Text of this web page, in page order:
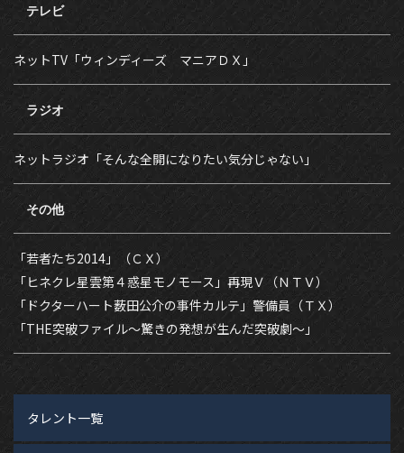
テレビ
ネットTV「ウィンディーズ マニアＤＸ」
ラジオ
ネットラジオ「そんな全開になりたい気分じゃない」
その他
「若者たち2014」（ＣＸ）
「ヒネクレ星雲第４惑星モノモース」再現Ｖ（ＮＴＶ）
「ドクターハート薮田公介の事件カルテ」警備員（ＴＸ）
「THE突破ファイル〜驚きの発想が生んだ突破劇〜」
タレント一覧